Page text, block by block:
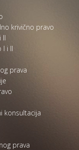
krivično pravo
II
i II
prava
konsultacija
prava